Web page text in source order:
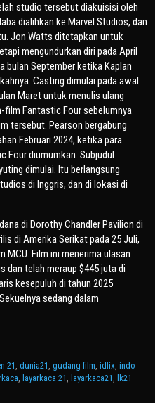
studio tersebut diakuisisi oleh
dialihkan ke Marvel Studios, dan
Jon Watts ditetapkan untuk
mengundurkan diri pada April
bulan September ketika Kaplan
Casting dimulai pada awal
Maret untuk menulis ulang
film Fantastic Four sebelumnya
tersebut. Pearson bergabung
Februari 2024, ketika para
Four diumumkan. Subjudul
dimulai. Itu berlangsung
di Inggris, dan di lokasi di
di Dorothy Chandler Pavilion di
di Amerika Serikat pada 25 Juli,
MCU. Film ini menerima ulasan
dan telah meraup $445 juta di
kesepuluh di tahun 2025
sedang dalam
21 , dunia21 , gudang film, idlix, indo
, layarkaca 21 , layarkaca21 , lk21